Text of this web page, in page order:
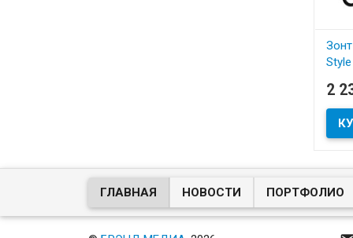
Style
В
2
ГЛАВНАЯ НОВОСТИ ПОРТФОЛИО